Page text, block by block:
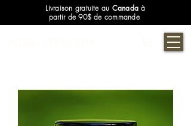
Livraison gratuite au Canada à
partir de 90$ de commande